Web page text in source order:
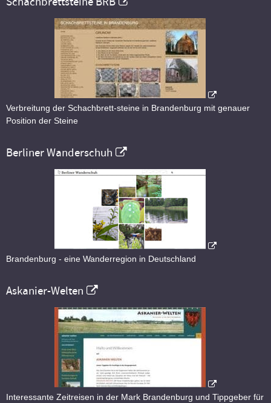
Verbreitung der Schachbrett-steine in Brandenburg mit genauer
Position der Steine
Berliner Wanderschuh
Brandenburg - eine Wanderregion in Deutschland
Askanier-Welten
Interessante Zeitreisen in der Mark Brandenburg und Tippgeber für